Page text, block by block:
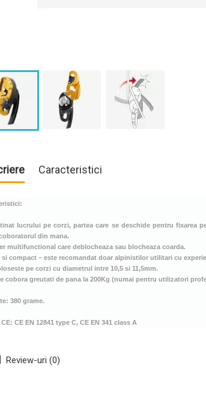
Caracteristici
lucrului pe corzi, partea care se deschide pentru fixarea
din mana.
multifunctional care deblocheaza sau blocheaza coarda.
compact – este recomandat doar alpinistilor utilitari cu
pe corzi cu diametrul intre 10,5 si 11,5mm.
cobora greutati de pana la 200Kg (numai pentru utilizatori
380 grame.
CE EN 12841 type C, CE EN 341 class A
Review-uri (0)